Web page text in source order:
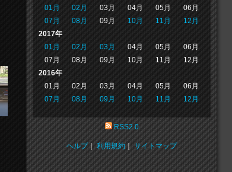
01月
02月 03月 04月 05月
06月
07月
08月 09月 10月 11月
12月
2017年
01月
02月 03月 04月 05月
06月
07月
08月 09月 10月 11月
12月
2016年
01月
02月 03月 04月 05月
06月
07月
08月 09月 10月 11月 12月
RSS2.0
ヘルプ｜利用規約 ｜サイトマップ